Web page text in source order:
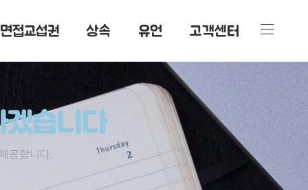
접교섭권 상속 유언 고객센터
습니다
공합니다.